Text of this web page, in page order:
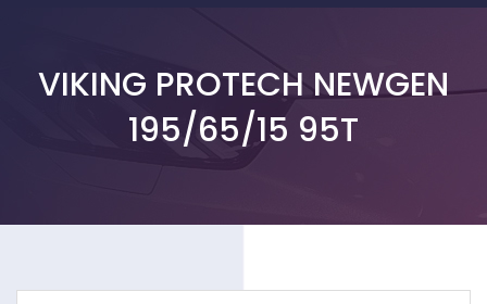
VIKING PROTECH NEWGEN
195/65/15 95T